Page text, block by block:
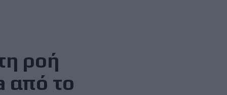
ροή
από το